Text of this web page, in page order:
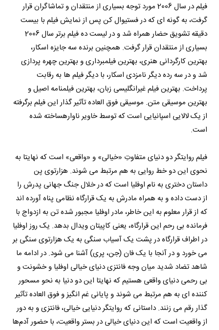
فیلم در سال 2006 مورد توجه بسیاری از منتقدان و تماشاگران قرار
گرفت، به گونه ای که در فستیوال کن پس از نمایش فیلم با بیست
دقیقه تشویق حضار همراه شد و در لیست ده فیلم برتر سال 2006
بسیاری از منتقدان قرار گرفت. همچنین برنده سه جایزه اسکار،
بهترین کارگردانی هنری، بهترین فیلمبرداری و بهترین چهره پردازی
شد و در سه رده دیگر نامزدی اسکار، با دیگر فیلم ها به رقابت
پرداخت. بهترین فیلم غیرانگلیسی زبان، بهترین فیلمنامه اصیل و
بهترین موسیقی متن. موسیقی فوق العاده تآثیر گذار این فیلم برگرفته
از یک لالایی اسپانیایی است که توسط خاویر ناوارهساخته شده
است.
فیلم روایتگر دو دنیای متفاوتِ «خیالی» و «واقعی» است که نهایتا به
نحوی این دو خط روایی به هم مرتبط می شوند. هزارتوی پن
داستان دختری به نام اوفلیا است که در خلال جنگ جهانی پدرش را
از دست داده و به همراه مادرش به یک قرارگاه نظامی پناه آورده اند
که از قرار معلوم به این خاطر، مادر اوفلیا مجبور شده تن به ازدواج با
فرمانده بی رحم این قرارگاه، یعنی کاپیتان ویدال بدهد. یک روز اوفلیا
در اطراف قرارگاه در پشت یک آسیاب سنگی به یک هزارتوی سنگی بر
می خورد و در آنجا با یک فان (جن، پری) آشنا می شود. در ادامه ما
شاهد تضاد شدید میان وجه فانتزی دنیای خیالی اوفلیا و خشونت و
بی رحمی دنیای واقعی هستیم که نهایتا این دو دنیا به نحو مسحور
کننده ای به هم مرتبط می شوند و پایانی غم انگیز و فوق العاده تآثیر
گذار رقم می زنند. داستانی که روایتگر دنیایی خیالی، فانتزی و به دور
از واقعیت است که این دنیای خیالی در بستر واقعیت، با حضور آدم‌ها